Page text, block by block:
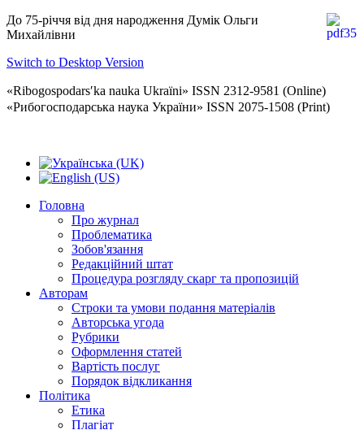
До 75-річчя від дня народження Думік Ольги
Михайлівни
Switch to Desktop Version
«Ribogospodarsʹka nauka Ukraïni» ISSN 2312-9581 (Online)
«Рибогосподарська наука України» ISSN 2075-1508 (Print)
Головна
Про журнал
Проблематика
Зобов'язання
Редакційний штат
Процедура розгляду скарг та пропозицій
Авторам
Строки та умови подання матеріалів
Авторська угода
Рубрики
Оформлення статей
Вартість послуг
Порядок відкликання
Політика
Етика
Плагіат